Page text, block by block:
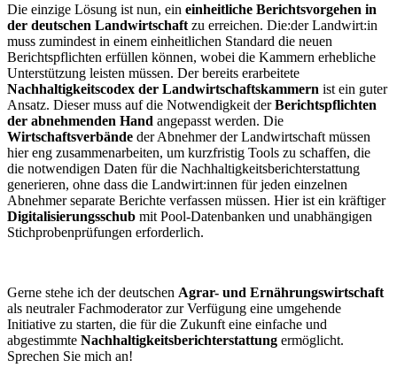
Die einzige Lösung ist nun, ein einheitliche Berichtsvorgehen in
der deutschen Landwirtschaft zu erreichen. Die:der Landwirt:in
muss zumindest in einem einheitlichen Standard die neuen
Berichtspflichten erfüllen können, wobei die Kammern erhebliche
Unterstützung leisten müssen. Der bereits erarbeitete
Nachhaltigkeitscodex der Landwirtschaftskammern ist ein guter
Ansatz. Dieser muss auf die Notwendigkeit derBerichtspflichten
der abnehmenden Hand angepasst werden. Die
Wirtschaftsverbände der Abnehmer der Landwirtschaft müssen
hier eng zusammenarbeiten, um kurzfristig Tools zu schaffen, die
die notwendigen Daten für die Nachhaltigkeitsberichterstattung
generieren, ohne dass die Landwirt:innen für jeden einzelnen
Abnehmer separate Berichte verfassen müssen. Hier ist ein kräftiger
Digitalisierungsschub mit Pool-Datenbanken und unabhängigen
Stichprobenprüfungen erforderlich.
Gerne stehe ich der deutschen Agrar- und Ernährungswirtschaft
als neutraler Fachmoderator zur Verfügung eine umgehende
Initiative zu starten, die für die Zukunft eine einfache und
abgestimmte Nachhaltigkeitsberichterstattung ermöglicht.
Sprechen Sie mich an!